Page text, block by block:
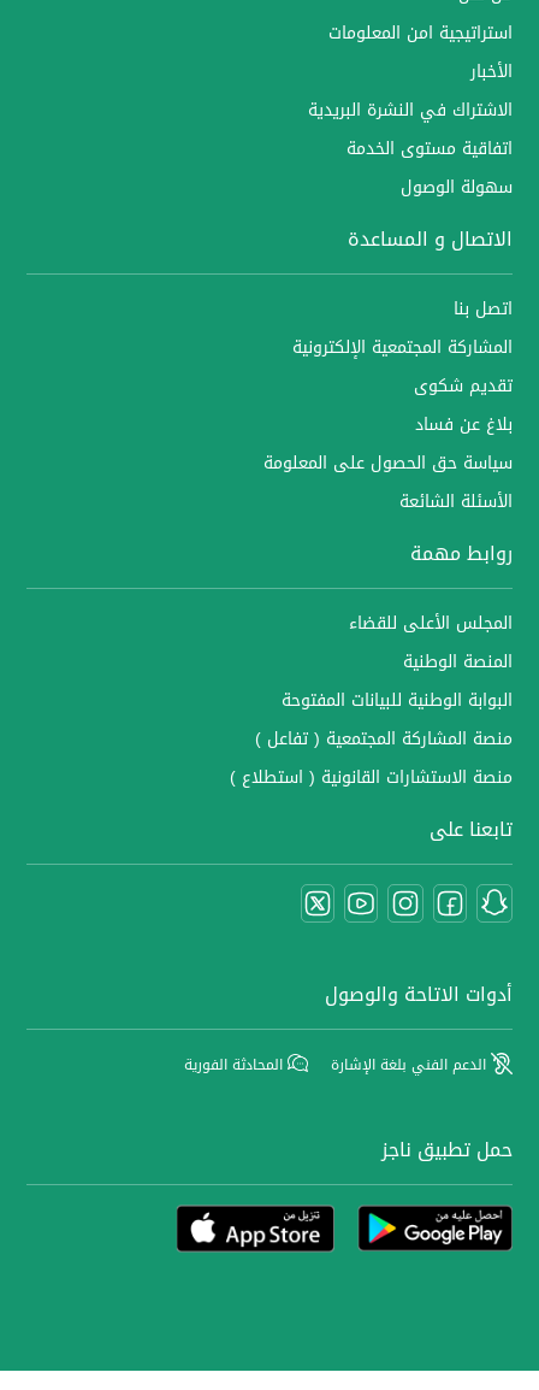
استراتيجية امن المعلومات
الأخبار
الاشتراك في النشرة البريدية
اتفاقية مستوى الخدمة
سهولة الوصول
الاتصال و المساعدة
اتصل بنا
المشاركة المجتمعية الإلكترونية
تقديم شكوى
بلاغ عن فساد
سياسة حق الحصول على المعلومة
الأسئلة الشائعة
روابط مهمة
المجلس الأعلى للقضاء
المنصة الوطنية
البوابة الوطنية للبيانات المفتوحة
منصة المشاركة المجتمعية ( تفاعل )
منصة الاستشارات القانونية ( استطلاع )
تابعنا على
أدوات الاتاحة والوصول
الدعم الفني بلغة الإشارة المحادثة الفورية
حمل تطبيق ناجز